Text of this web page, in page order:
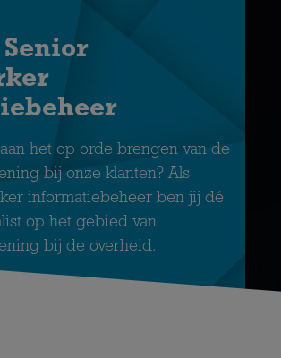
het op orde brengen van de
bij onze klanten? Als
informatiebeheer ben jij dé
op het gebied van
bij de overheid.